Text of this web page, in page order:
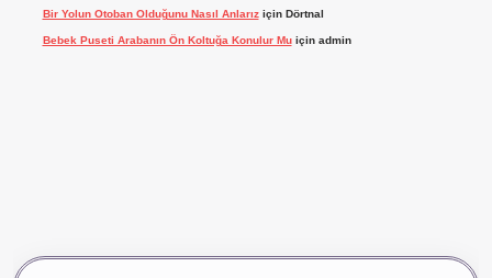
Bir Yolun Otoban Olduğunu Nasıl Anlarıziçin Dörtnal
Bebek Puseti Arabanın Ön Koltuğa Konulur Muiçin admin